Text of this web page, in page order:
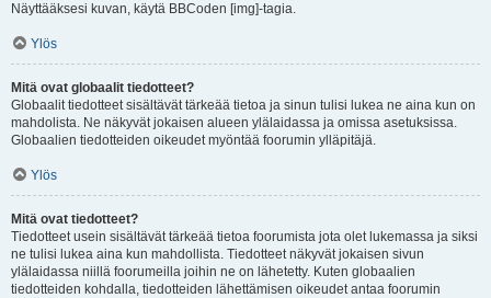
Näyttääksesi kuvan, käytä BBCoden [img]-tagia.
Ylös
Mitä ovat globaalit tiedotteet?
Globaalit tiedotteet sisältävät tärkeää tietoa ja sinun tulisi lukea ne aina kun on
mahdolista. Ne näkyvät jokaisen alueen ylälaidassa ja omissa asetuksissa.
Globaalien tiedotteiden oikeudet myöntää foorumin ylläpitäjä.
Ylös
Mitä ovat tiedotteet?
Tiedotteet usein sisältävät tärkeää tietoa foorumista jota olet lukemassa ja siksi
ne tulisi lukea aina kun mahdollista. Tiedotteet näkyvät jokaisen sivun
ylälaidassa niillä foorumeilla joihin ne on lähetetty. Kuten globaalien
tiedotteiden kohdalla, tiedotteiden lähettämisen oikeudet antaa foorumin